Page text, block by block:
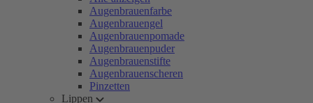
Augenbrauenfarbe
Augenbrauengel
Augenbrauenpomade
Augenbrauenpuder
Augenbrauenstifte
Augenbrauenscheren
Pinzetten
Lippen